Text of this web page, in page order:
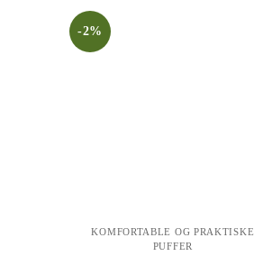
-2%
KOMFORTABLE OG PRAKTISKE
PUFFER